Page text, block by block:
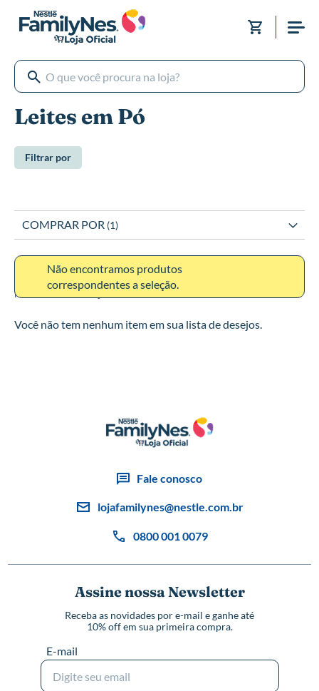
para
Meu
Leites em Pó
Não encontramos produtos
correspondentes a seleção.
Filtrar por
COMPRAR POR
Minha lista de desejos
Você não tem nenhum item em sua lista de desejos.
Fale conosco
lojafamilynes@nestle.com.br
0800 001 0079
Assine nossa Newsletter
Receba as novidades por e-mail e ganhe até
10% off em sua primeira compra.
E-mail